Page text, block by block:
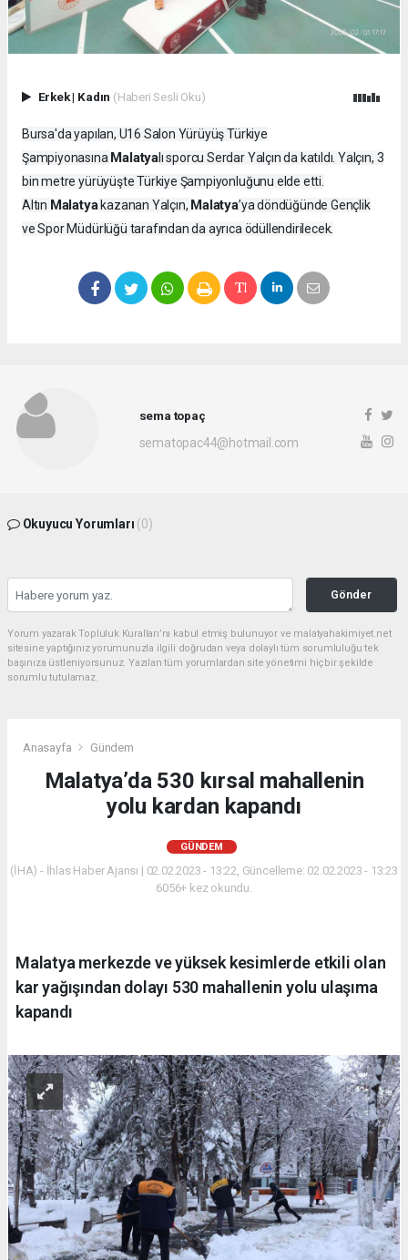
Erkek| Kadın (Haberi Sesli Oku)
Bursa'da yapılan, U16 Salon Yürüyüş Türkiye
Şampiyonasına Malatyalı sporcu Serdar Yalçın da katıldı. Yalçın, 3
bin metre yürüyüşte Türkiye Şampiyonluğunu elde etti.
Altın Malatyakazanan Yalçın, Malatya’ya döndüğünde Gençlik
ve Spor Müdürlüğü tarafından da ayrıca ödüllendirilecek.
sema topaç
sematopac44@hotmail.com
Okuyucu Yorumları (0)
Gönder
Yorum yazarak Topluluk Kuralları’nı kabul etmiş bulunuyor ve malatyahakimiyet.net
sitesine yaptığınız yorumunuzla ilgili doğrudan veya dolaylı tüm sorumluluğu tek
başınıza üstleniyorsunuz. Yazılan tüm yorumlardan site yönetimi hiçbir şekilde
sorumlu tutulamaz.
Anasayfa Gündem
Malatya’da 530 kırsal mahallenin
yolu kardan kapandı
GÜNDEM
(İHA) - İhlas Haber Ajansı | 02.02.2023 - 13:22, Güncelleme: 02.02.2023 - 13:23
6056+ kez okundu.
Malatya merkezde ve yüksek kesimlerde etkili olan
kar yağışından dolayı 530 mahallenin yolu ulaşıma
kapandı